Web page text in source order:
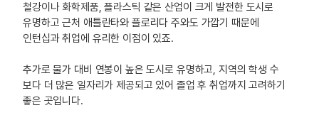
철강이나 화학제품, 플라스틱 같은 산업이 크게 발전한 도시로
유명하고 근처 애틀란타와 플로리다 주와도 가깝기 때문에
인턴십과 취업에 유리한 이점이 있죠.
추가로 물가 대비 연봉이 높은 도시로 유명하고, 지역의 학생 수
보다 더 많은 일자리가 제공되고 있어 졸업 후 취업까지 고려하기
좋은 곳입니다.